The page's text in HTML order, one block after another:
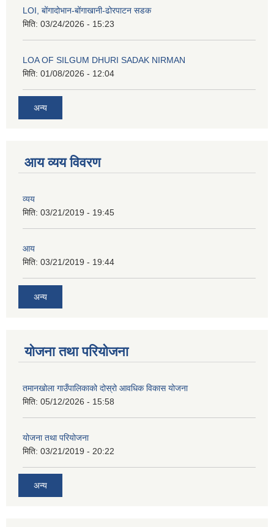
LOI, बोंगादोभान-बोंगाखानी-ढोरपाटन सडक
मिति: 03/24/2026 - 15:23
LOA OF SILGUM DHURI SADAK NIRMAN
मिति: 01/08/2026 - 12:04
अन्य
आय व्यय विवरण
व्यय
मिति: 03/21/2019 - 19:45
आय
मिति: 03/21/2019 - 19:44
अन्य
योजना तथा परियोजना
तमानखोला गाउँपालिकाको दोस्रो आवधिक विकास योजना
मिति: 05/12/2026 - 15:58
योजना तथा परियोजना
मिति: 03/21/2019 - 20:22
अन्य